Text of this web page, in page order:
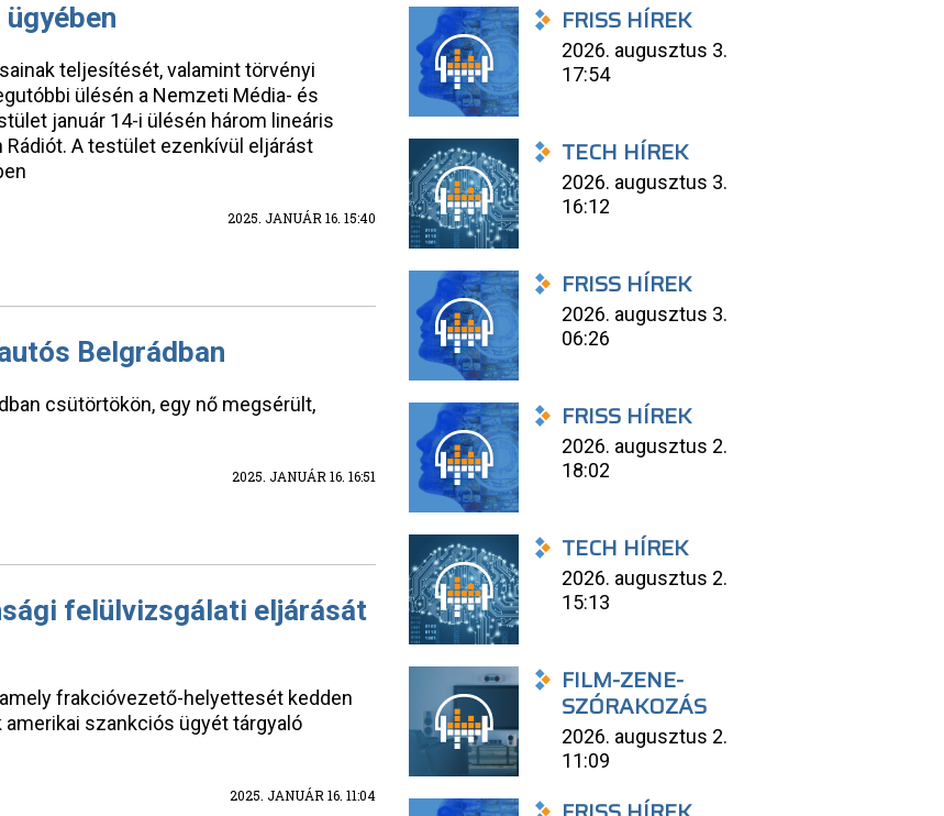
teljesítését, valamint törvényi
ülésén a Nemzeti Média- és
január 14-i ülésén három lineáris
A testület ezenkívül eljárást
2025. JANUÁR 16. 15:40
Belgrádban
csütörtökön, egy nő megsérült,
2025. JANUÁR 16. 16:51
felülvizsgálati eljárását
frakcióvezető-helyettesét kedden
szankciós ügyét tárgyaló
2025. JANUÁR 16. 11:04
FRISS HÍREK
2026. augusztus 3.
17:54
TECH HÍREK
2026. augusztus 3.
16:12
FRISS HÍREK
2026. augusztus 3.
06:26
FRISS HÍREK
2026. augusztus 2.
18:02
TECH HÍREK
2026. augusztus 2.
15:13
FILM-ZENE-
SZÓRAKOZÁS
2026. augusztus 2.
11:09